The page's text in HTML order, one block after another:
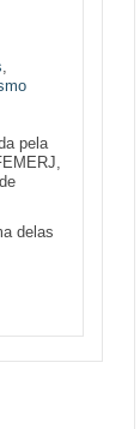
,
pela
delas